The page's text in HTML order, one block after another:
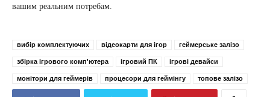
вашим реальним потребам.
вибір комплектуючих відеокарти для ігор геймерське залізо
збірка ігрового комп'ютера ігровий ПК ігрові девайси
монітори для геймерів процесори для геймінгу топове залізо